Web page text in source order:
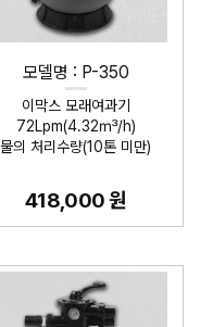
모델명 : P-350
이막스 모래여과기
72Lpm(4.32㎥/h)
물의 처리수량(10톤 미만)
418,000 원